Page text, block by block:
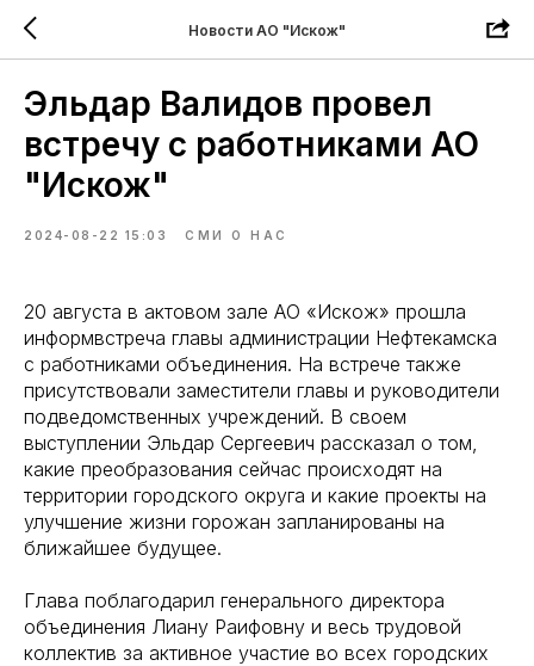
Новости АО "Искож"
Эльдар Валидов провел
встречу с работниками АО
"Искож"
2024-08-22 15:03 СМИ О НАС
20 августа в актовом зале АО «Искож» прошла
информвстреча главы администрации Нефтекамска
с работниками объединения. На встрече также
присутствовали заместители главы и руководители
подведомственных учреждений. В своем
выступлении Эльдар Сергеевич рассказал о том,
какие преобразования сейчас происходят на
территории городского округа и какие проекты на
улучшение жизни горожан запланированы на
ближайшее будущее.
Глава поблагодарил генерального директора
объединения Лиану Раифовну и весь трудовой
коллектив за активное участие во всех городских